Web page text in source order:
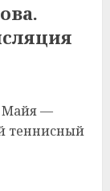
Майя —
теннисный